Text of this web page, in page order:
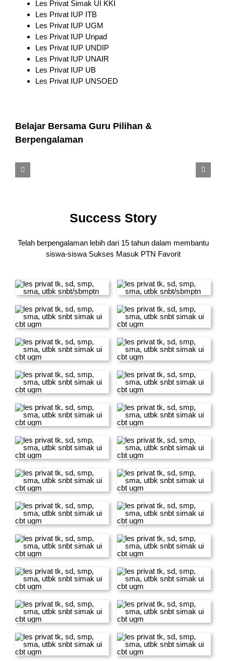
Les Privat Simak UI KKI
Les Privat IUP ITB
Les Privat IUP UGM
Les Privat IUP Unpad
Les Privat IUP UNDIP
Les Privat IUP UNAIR
Les Privat IUP UB
Les Privat IUP UNSOED
Belajar Bersama Guru Pilihan &
Berpengalaman
Success Story
Telah berpengalaman lebih dari 15 tahun dalam membantu
siswa-siswa Sukses Masuk PTN Favorit